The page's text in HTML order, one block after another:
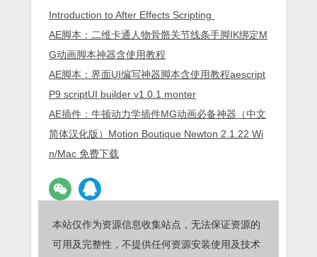
Introduction to After Effects Scripting
AE脚本：二维卡通人物骨骼关节线条手脚IK绑定M
G动画脚本神器含使用教程
AE脚本：界面UI编写神器脚本含使用教程aescript
P9 scriptUI builder v1.0.1 monter
AE插件：牛顿动力学插件MG动画必备神器（中文
简体汉化版）Motion Boutique Newton 2.1.22 Wi
n/Mac 免费下载
本站仅作为资源信息收集站点，无法保证资源的
可用及完整性，不提供任何资源安装使用及技术